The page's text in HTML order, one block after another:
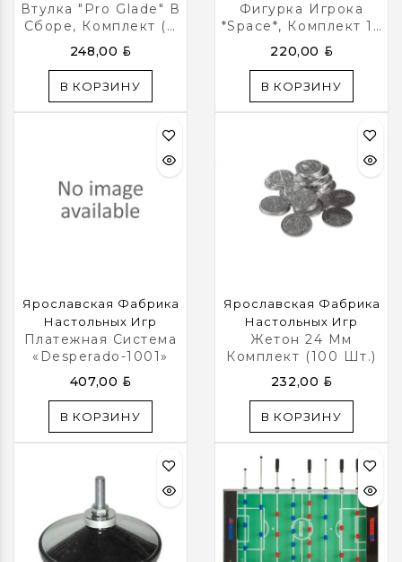
Втулка "Pro Glade" В
Сборе, Комплект (8
Шт)
248,00 BYN
В КОРЗИНУ
Фигурка Игрока
*Space*, Комплект 13
Штук
220,00 BYN
В КОРЗИНУ
Ярославская Фабрика
Настольных Игр
Платежная Система
«Desperado-1001»
407,00 BYN
В КОРЗИНУ
Ярославская Фабрика
Настольных Игр
Жетон 24 Мм
Комплект (100 Шт.)
232,00 BYN
В КОРЗИНУ